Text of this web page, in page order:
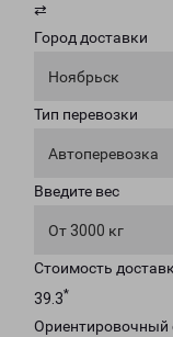
⇄
Город доставки
Ноябрьск
Тип перевозки
Автоперевозка
Введите вес
От 3000 кг
Стоимость
39.3*
Ориентировочный